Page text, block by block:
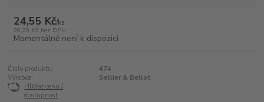
24,55 Kč/ks
20,29 Kč bez DPH
Momentálně není k dispozici
Číslo produktu:
474
Výrobce:
Sellier & Bellot
Hlídat cenu /
dostupnost